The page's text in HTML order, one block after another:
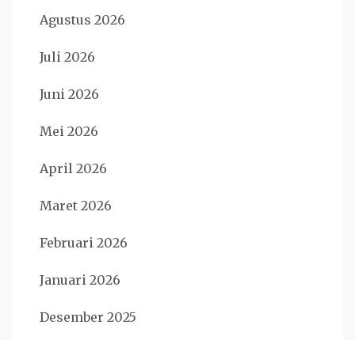
Agustus 2026
Juli 2026
Juni 2026
Mei 2026
April 2026
Maret 2026
Februari 2026
Januari 2026
Desember 2025